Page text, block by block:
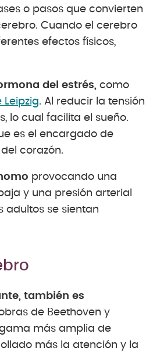
o pasos que convierten
Cuando el cerebro
efectos físicos,
del estrés, como
Leipzig. Al reducir la tensión
lo cual facilita el sueño.
es el encargado de
corazón.
provocando una
y una presión arterial
adultos se sientan
también es
de Beethoven y
más amplia de
más la atención y la